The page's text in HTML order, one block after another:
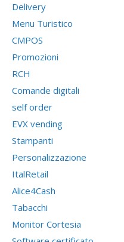
Delivery
Menu Turistico
CMPOS
Promozioni
RCH
Comande digitali
self order
EVX vending
Stampanti
Personalizzazione
ItalRetail
Alice4Cash
Tabacchi
Monitor Cortesia